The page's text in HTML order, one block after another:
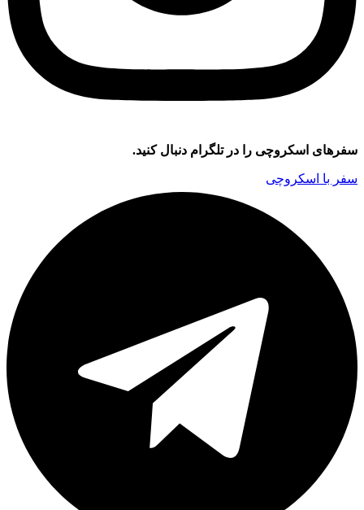
سفر‌های اسکروچی را در تلگرام دنبال کنید.
سفر با اسکروچی